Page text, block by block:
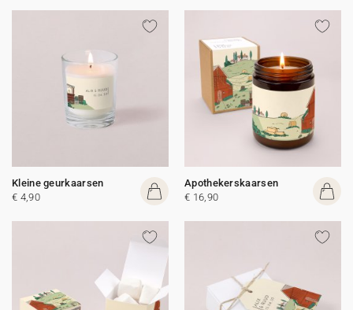
Kleine geurkaarsen
€ 4,90
Apothekerskaarsen
€ 16,90